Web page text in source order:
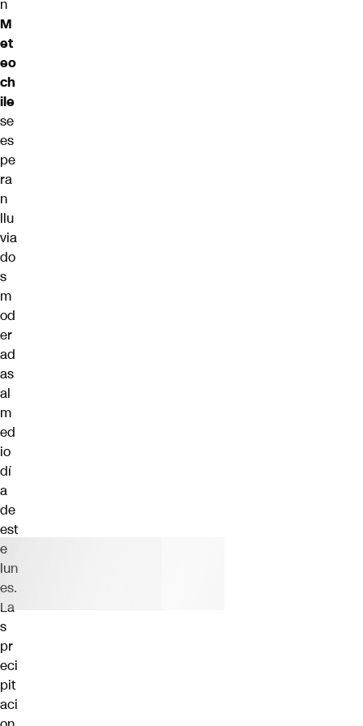
n
M
et
eo
ch
ile
se
es
pe
ra
n
llu
via
do
s
m
od
er
ad
as
al
m
ed
io
dí
a
de
est
e
lun
es.
La
s
pr
eci
pit
aci